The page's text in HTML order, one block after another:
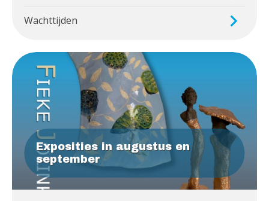
Wachttijden
Exposities in augustus en
september